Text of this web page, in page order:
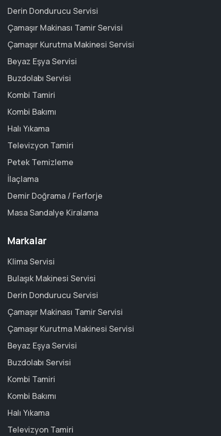
Derin Dondurucu Servisi
Çamaşır Makinası Tamir Servisi
Çamaşır Kurutma Makinesi Servisi
Beyaz Eşya Servisi
Buzdolabı Servisi
Kombi Tamiri
Kombi Bakımı
Halı Yıkama
Televizyon Tamiri
Petek Temizleme
İlaçlama
Demir Doğrama / Ferforje
Masa Sandalye Kiralama
Markalar
Klima Servisi
Bulaşık Makinesi Servisi
Derin Dondurucu Servisi
Çamaşır Makinası Tamir Servisi
Çamaşır Kurutma Makinesi Servisi
Beyaz Eşya Servisi
Buzdolabı Servisi
Kombi Tamiri
Kombi Bakımı
Halı Yıkama
Televizyon Tamiri